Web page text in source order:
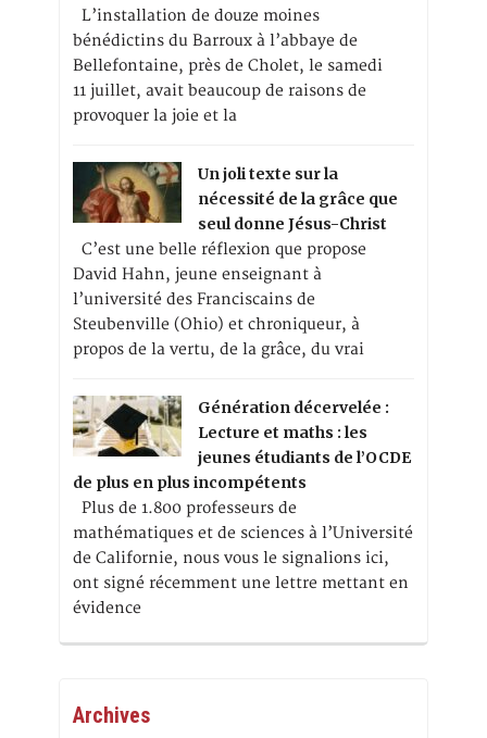
L’installation de douze moines
bénédictins du Barroux à l’abbaye de
Bellefontaine, près de Cholet, le samedi
11 juillet, avait beaucoup de raisons de
provoquer la joie et la
Un joli texte sur la
nécessité de la grâce que
seul donne Jésus-Christ
C’est une belle réflexion que propose
David Hahn, jeune enseignant à
l’université des Franciscains de
Steubenville (Ohio) et chroniqueur, à
propos de la vertu, de la grâce, du vrai
Génération décervelée :
Lecture et maths : les
jeunes étudiants de l’OCDE
de plus en plus incompétents
Plus de 1.800 professeurs de
mathématiques et de sciences à l’Université
de Californie, nous vous le signalions ici,
ont signé récemment une lettre mettant en
évidence
Archives